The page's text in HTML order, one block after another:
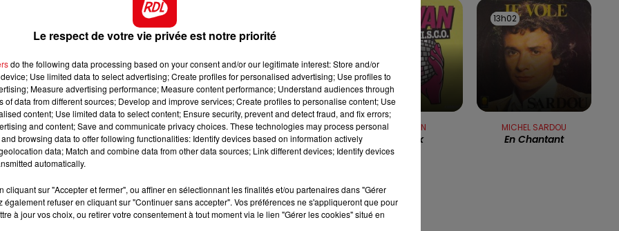
16h00 - 19h00
LE JUKEBOX RDL
7h00 - 10h00
DEBOUT C'EST L'HEURE
de finale de la Coupe de France, le 4 Janvier,
arrêté pour interdire l’accès du stade Félix Bollaert
logique et attendue, après les incidents lors du
est forte entre les deux équipes. Il s'agit notamment
existant entre les supporters, des incidents
deux équipes et afin de garantir le bon déroulement de
du Pas-de-Calais a décidé de prendre des mesures
Delelis et au centreville de Lens. Du mardi 4
interdit à toute personne
Sporting Club, ou se comportant comme tel,
ainsi que de circuler ou de stationner sur la voie
bien défini.
OTTAWAN
T'es Ok
13h02
13h02
MICHEL SARDOU
En Chantant
Le respect de votre vie privée est notre priorité
do the following data processing based on your consent and/or our legitimate interest: Store and/or
Use limited data to select advertising; Create profiles for personalised advertising; Use profiles to
Measure advertising performance; Measure content performance; Understand audiences through
of data from different sources; Develop and improve services; Create profiles to personalise content; Use
content; Use limited data to select content; Ensure security, prevent and detect fraud, and fix errors;
and content; Save and communicate privacy choices. These technologies may process personal
browsing data to offer following functionalities: Identify devices based on information actively
data; Match and combine data from other data sources; Link different devices; Identify devices
automatically.
cliquant sur "Accepter et fermer", ou affiner en sélectionnant les finalités et/ou partenaires dans "Gérer
également refuser en cliquant sur "Continuer sans accepter". Vos préférences ne s'appliqueront que pour
à jour vos choix, ou retirer votre consentement à tout moment via le lien "Gérer les cookies" situé en